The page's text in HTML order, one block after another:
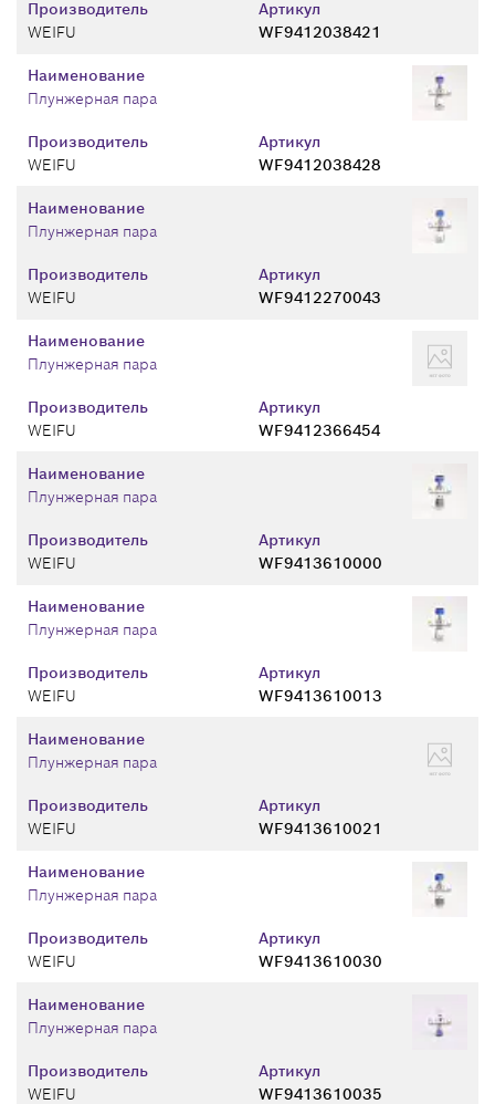
Производитель
WEIFU
Артикул
WF9412038421
Производитель
WEIFU
Артикул
WF9412038428
Наименование
Плунжерная пара
Производитель
WEIFU
Артикул
WF9412270043
Наименование
Плунжерная пара
Производитель
WEIFU
Артикул
WF9412366454
Наименование
Плунжерная пара
Производитель
WEIFU
Артикул
WF9413610000
Наименование
Плунжерная пара
Производитель
WEIFU
Артикул
WF9413610013
Наименование
Плунжерная пара
Производитель
WEIFU
Артикул
WF9413610021
Наименование
Плунжерная пара
Производитель
WEIFU
Артикул
WF9413610030
Наименование
Плунжерная пара
Производитель
WEIFU
Артикул
WF9413610035
Наименование
Плунжерная пара